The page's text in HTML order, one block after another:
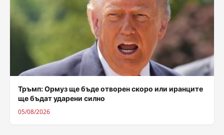
Тръмп: Ормуз ще бъде отворен скоро или иранците
ще бъдат ударени силно
05/08/2026